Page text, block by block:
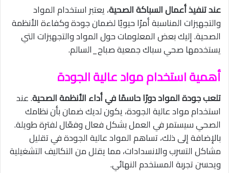
عند تنفيذ أعمال السباكة الصحية، يعتبر استخدام المواد
والتجهيزات المناسبة أمرًا حيويًا لضمان جودة وكفاءة الأنظمة
الصحية. إليك بعض المعلومات حول المواد والتجهيزات التي
يستخدمها صحي سباك جمعية صباح_السالم.
أهمية استخدام مواد عالية الجودة
تلعب جودة المواد دورًا حاسمًا في أداء الأنظمة الصحية. عند
استخدام مواد عالية الجودة، يكون لديك ضمان بأن نظامك
الصحي سيستمر في العمل بشكل فعال وفعّال لفترة طويلة.
بالإضافة إلى ذلك، تساهم المواد عالية الجودة في تقليل
مشاكل التسرب والانسدادات، مما يقلل من التكاليف التشغيلية
ويحسن تجربة المستخدم النهائي.